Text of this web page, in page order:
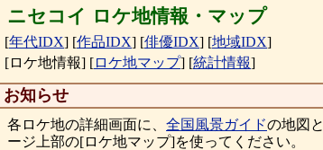
ニセコイ ロケ地情報・マップ
[年代IDX] [作品IDX] [俳優IDX] [地域IDX]
[ロケ地情報] [ロケ地マップ] [統計情報]
お知らせ
各ロケ地の詳細画面に、 全国風景ガイドの地図と
ージ上部の[ロケ地マップ]を使ってください。